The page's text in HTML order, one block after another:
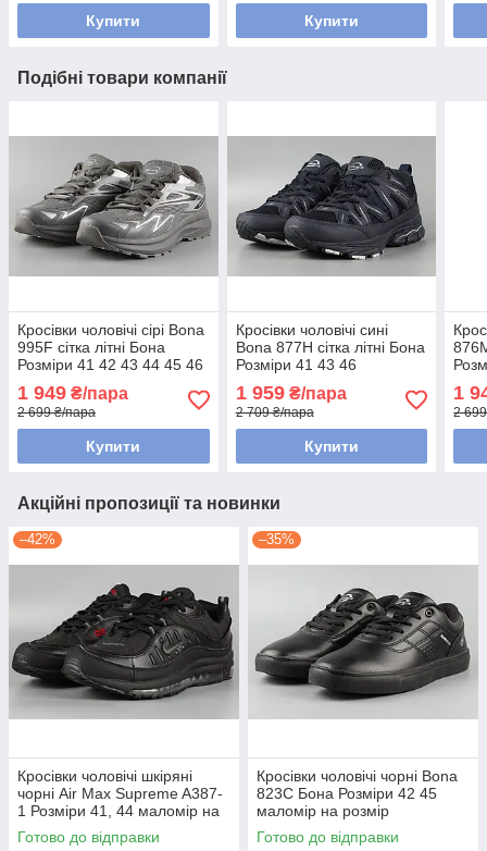
Купити Купити
Подібні товари компанії
Кросівки чоловічі сірі Bona
995F сітка літні Бона
Розміри 41 42 43 44 45 46
1 949 ₴/пара
2 699 ₴/пара
Купити
Кросівки чоловічі сині
Bona 877H сітка літні Бона
Розміри 41 43 46
1 959₴/пара
2 709 ₴/пара
Купити
1
2
Акційні пропозиції та новинки
–42%
Кросівки чоловічі шкіряні
чорні Air Max Supreme A387-
1 Розміри 41, 44 маломір на
розмір
Готово до відправки
–35%
Кросівки чоловічі чорні Bona
823С Бона Розміри 42 45
маломір на розмір
Готово до відправки